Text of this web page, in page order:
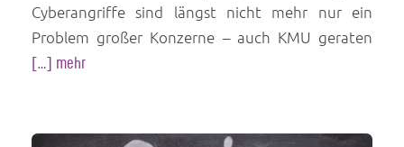
Cyberangriffe sind längst nicht mehr nur ein
Problem großer Konzerne – auch KMU geraten
[…] mehr